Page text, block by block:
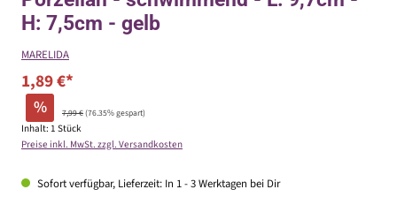
H: 7,5cm - gelb
MARELIDA
1,89 €*
% 7,99 €(76.35% gespart)
Inhalt: 1 Stück
Preise inkl. MwSt. zzgl. Versandkosten
Sofort verfügbar, Lieferzeit: In 1 - 3 Werktagen bei Dir